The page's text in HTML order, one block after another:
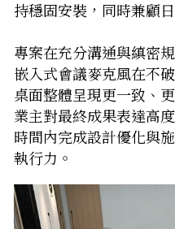
持穩固安裝，同時兼顧
專案在充分溝通與縝密
嵌入式會議麥克風在不
桌面整體呈現更一致、
業主對最終成果表達高
時間內完成設計優化與
執行力。